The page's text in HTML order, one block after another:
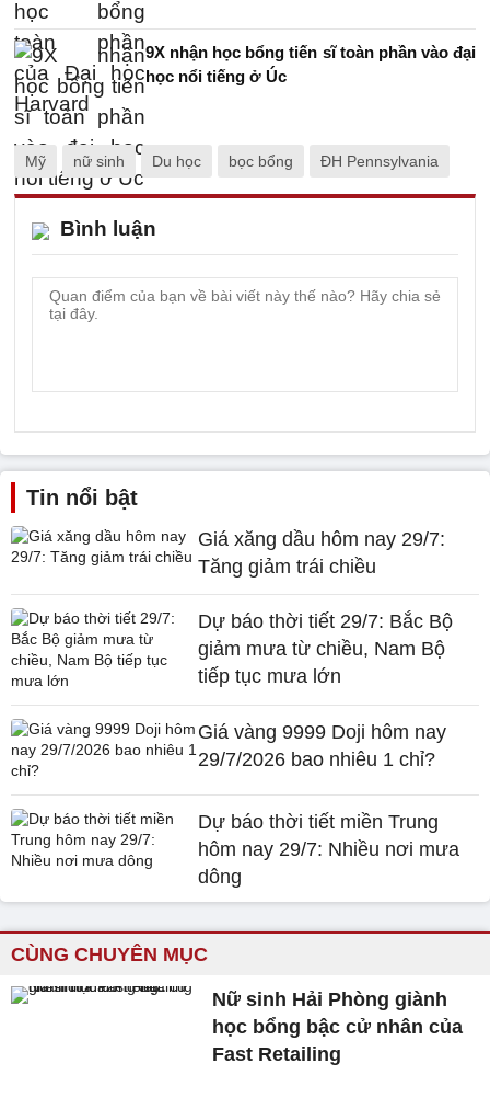
9X nhận học bổng tiến sĩ toàn phần vào đại
học nổi tiếng ở Úc
Mỹ nữ sinh Du học bọc bổng ĐH Pennsylvania
Bình luận
Tin nổi bật
Giá xăng dầu hôm nay 29/7:
Tăng giảm trái chiều
Dự báo thời tiết 29/7: Bắc Bộ
giảm mưa từ chiều, Nam Bộ
tiếp tục mưa lớn
Giá vàng 9999 Doji hôm nay
29/7/2026 bao nhiêu 1 chỉ?
Dự báo thời tiết miền Trung
hôm nay 29/7: Nhiều nơi mưa
dông
CÙNG CHUYÊN MỤC
Nữ sinh Hải Phòng giành
học bổng bậc cử nhân của
Fast Retailing